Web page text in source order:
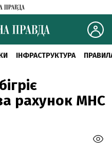
ІНФРАСТРУКТУРА
рахунок МНС